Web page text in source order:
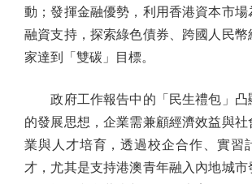
動；發揮金融優勢，利用香港資本市
融資支持，探索綠色債券、跨國人民幣
家達到「雙碳」目標。
政府工作報告中的「民生禮包」凸
的發展思想，企業需兼顧經濟效益與
業與人才培育，透過校企合作、實習
才，尤其是支持港澳青年融入內地城市